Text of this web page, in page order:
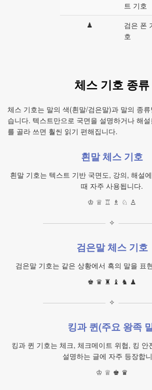
트 기호
♟
검은 폰
호
체스 기호 종류
체스 기호는 말의 색(흰말/검은말)과 말의 종
습니다. 텍스트만으로 국면을 설명하거나 해
를 골라 쓰면 훨씬 읽기 편해집니다.
흰말 체스 기호
흰말 기호는 텍스트 기반 국면도, 강의, 해설
때 자주 사용됩니다.
♔ ♕ ♖ ♗ ♘ ♙
✧
검은말 체스 기호
검은말 기호는 같은 상황에서 흑의 말을 표
♚ ♛ ♜ ♝ ♞ ♟
✧
킹과 퀸(주요 왕족
킹과 퀸 기호는 체크, 체크메이트 위협, 킹 안
설명하는 글에 자주 등장합
♔ ♕ ♚ ♛